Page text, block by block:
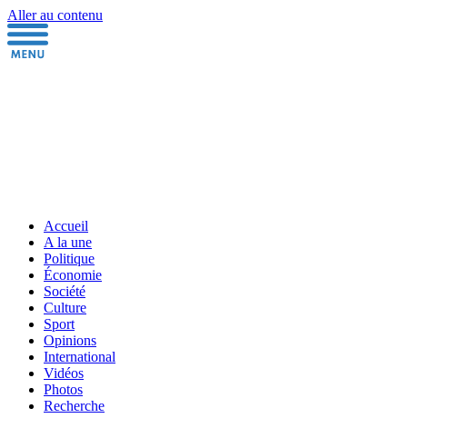
Aller au contenu
Accueil
A la une
Politique
Économie
Société
Culture
Sport
Opinions
International
Vidéos
Photos
Recherche